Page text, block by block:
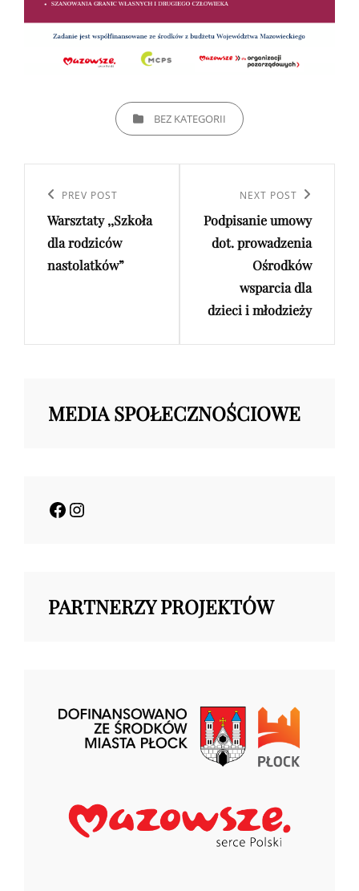
CATEGORIESBEZ KATEGORII
wpisu
Previous
Post
PREV POST
Warsztaty ,,Szkoła
dla rodziców
nastolatków”
Post
NEXT POST
Podpisanie umowy
dot. prowadzenia
Ośrodków
wsparcia dla
dzieci i młodzieży
MEDIA SPOŁECZNOŚCIOWE
Facebook
Instagram
PARTNERZY PROJEKTÓW